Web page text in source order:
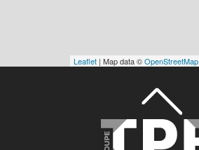
Leaflet | Map data ©OpenStreetMap